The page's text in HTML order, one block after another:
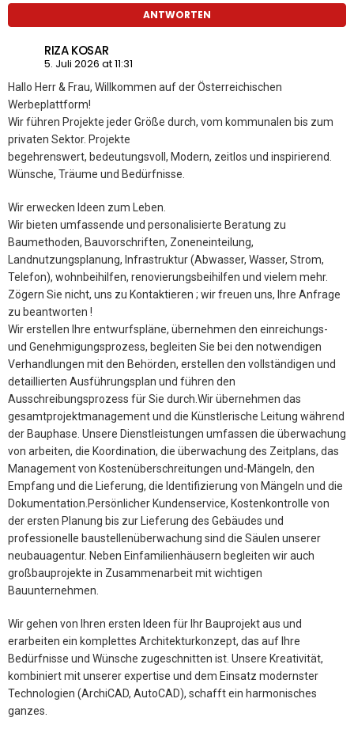
ANTWORTEN
RIZA KOSAR
5. Juli 2026 at 11:31
Hallo Herr & Frau, Willkommen auf der Österreichischen
Werbeplattform!
Wir führen Projekte jeder Größe durch, vom kommunalen bis zum
privaten Sektor. Projekte
begehrenswert, bedeutungsvoll, Modern, zeitlos und inspirierend.
Wünsche, Träume und Bedürfnisse.
Wir erwecken Ideen zum Leben.
Wir bieten umfassende und personalisierte Beratung zu
Baumethoden, Bauvorschriften, Zoneneinteilung,
Landnutzungsplanung, Infrastruktur (Abwasser, Wasser, Strom,
Telefon), wohnbeihilfen, renovierungsbeihilfen und vielem mehr.
Zögern Sie nicht, uns zu Kontaktieren ; wir freuen uns, Ihre Anfrage
zu beantworten !
Wir erstellen Ihre entwurfspläne, übernehmen den einreichungs-
und Genehmigungsprozess, begleiten Sie bei den notwendigen
Verhandlungen mit den Behörden, erstellen den vollständigen und
detaillierten Ausführungsplan und führen den
Ausschreibungsprozess für Sie durch.Wir übernehmen das
gesamtprojektmanagement und die Künstlerische Leitung während
der Bauphase. Unsere Dienstleistungen umfassen die überwachung
von arbeiten, die Koordination, die überwachung des Zeitplans, das
Management von Kostenüberschreitungen und-Mängeln, den
Empfang und die Lieferung, die Identifizierung von Mängeln und die
Dokumentation.Persönlicher Kundenservice, Kostenkontrolle von
der ersten Planung bis zur Lieferung des Gebäudes und
professionelle baustellenüberwachung sind die Säulen unserer
neubauagentur. Neben Einfamilienhäusern begleiten wir auch
großbauprojekte in Zusammenarbeit mit wichtigen
Bauunternehmen.
Wir gehen von Ihren ersten Ideen für Ihr Bauprojekt aus und
erarbeiten ein komplettes Architekturkonzept, das auf Ihre
Bedürfnisse und Wünsche zugeschnitten ist. Unsere Kreativität,
kombiniert mit unserer expertise und dem Einsatz modernster
Technologien (ArchiCAD, AutoCAD), schafft ein harmonisches
ganzes.